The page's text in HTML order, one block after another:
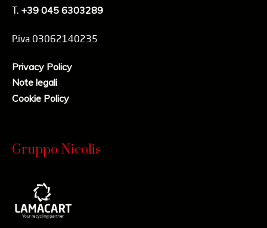
T. +39 045 6303289
P.iva 03062140235
Privacy Policy
Note legali
Cookie Policy
Gruppo Nicolis